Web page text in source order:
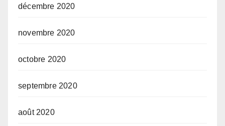
décembre 2020
novembre 2020
octobre 2020
septembre 2020
août 2020